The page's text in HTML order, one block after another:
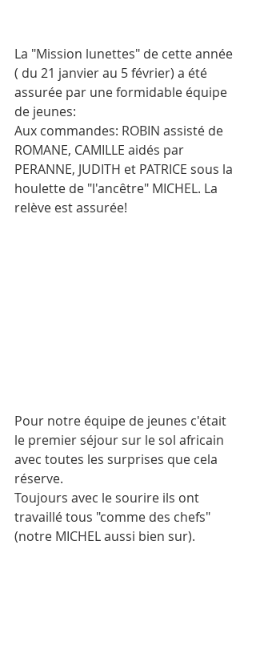
La "Mission lunettes" de cette année
( du 21 janvier au 5 février) a été
assurée par une formidable équipe
de jeunes:
Aux commandes: ROBIN assisté de
ROMANE, CAMILLE aidés par
PERANNE, JUDITH et PATRICE sous la
houlette de "l'ancêtre" MICHEL. La
relève est assurée!
Pour notre équipe de jeunes c'était
le premier séjour sur le sol africain
avec toutes les surprises que cela
réserve.
Toujours avec le sourire ils ont
travaillé tous "comme des chefs"
(notre MICHEL aussi bien sur).